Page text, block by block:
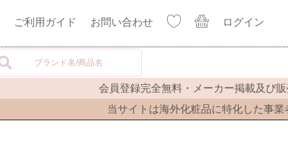
ご利用ガイド お問い合わせ ログイン
会員登録完全無料・メーカー掲載及び
当サイトは海外化粧品に特化した事業